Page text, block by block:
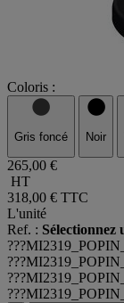
Coloris :
Gris foncé Noir
265,00 €
HT
318,00 € TTC
L'unité
Ref. :